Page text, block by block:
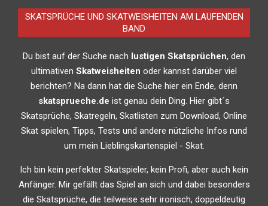
SKATSPRÜCHE UND SKATWEISHEITEN AM LAUFENDEN
BAND
Du bist auf der Suche nach lustigen Skatsprüchen, den
ultimativen Skatweisheiten oder kannst darüber viel
berichten? Na dann hat die Suche hier ein Ende, denn
skatsprueche.de ist genau dein Ding. Hier gibt´s
Skatsprüche, Skatregeln, Skatlisten zum Download, Online
Skat spielen, Tipps, Tests und andere nützliche Infos rund
um mein Lieblingskartenspiel - Skat.
Ich bin kein perfekter Skatspieler, kein Profi, aber auch kein
Anfänger. Mir gefällt das Spiel an sich und dabei besonders
die Skatsprüche, die teilweise sehr ironisch, doppeldeutig